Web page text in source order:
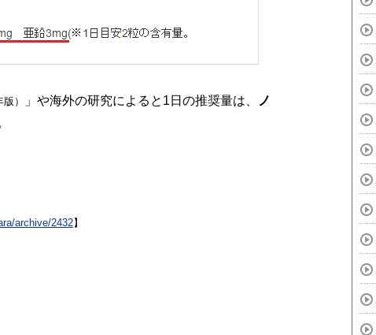
版） 」や海外の研究によると1日の推奨量は、
ノ
archive/2432】